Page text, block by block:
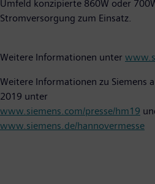
Umfeld konzipierte 860W oder
Stromversorgung zum Einsatz.
Weitere Informationen unter
Weitere Informationen zu Siemens
2019 unter
www.siemens.com/presse/hm19
www.siemens.de/hannovermesse